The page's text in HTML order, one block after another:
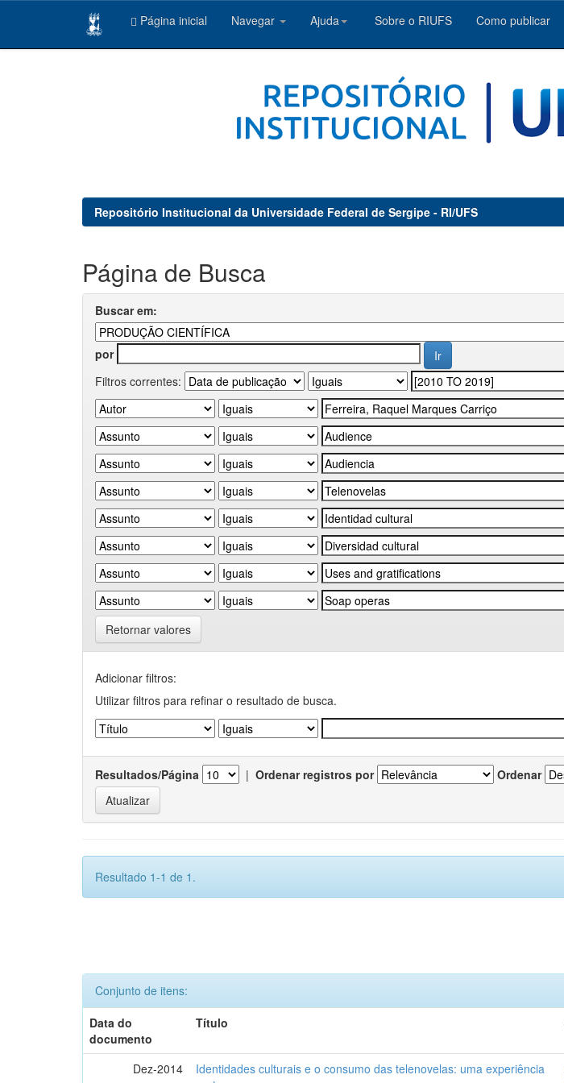
Página inicial Navegar Ajuda Sobre o RIUFS Como publicar
Repositório Institucional da Universidade Federal de Sergipe - RI/UFS
Página de Busca
Buscar em:
por
Filtros correntes:
Retornar valores
Adicionar filtros:
Utilizar filtros para refinar o resultado de busca.
Resultados/Página | Ordenar registros por Ordenar
Resultado 1-1 de 1.
Conjunto de itens:
Data do
documento
Título
Dez-2014
Identidades culturais e o consumo das telenovelas: uma experiência